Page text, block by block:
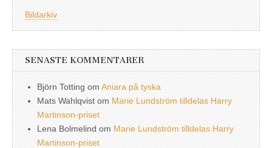
Bildarkiv
SENASTE KOMMENTARER
Björn Totting om Aniara på tyska
Mats Wahlqvist om Marie Lundström tilldelas Harry
Martinson-priset
Lena Bolmelind om Marie Lundström tilldelas Harry
Martinson-priset